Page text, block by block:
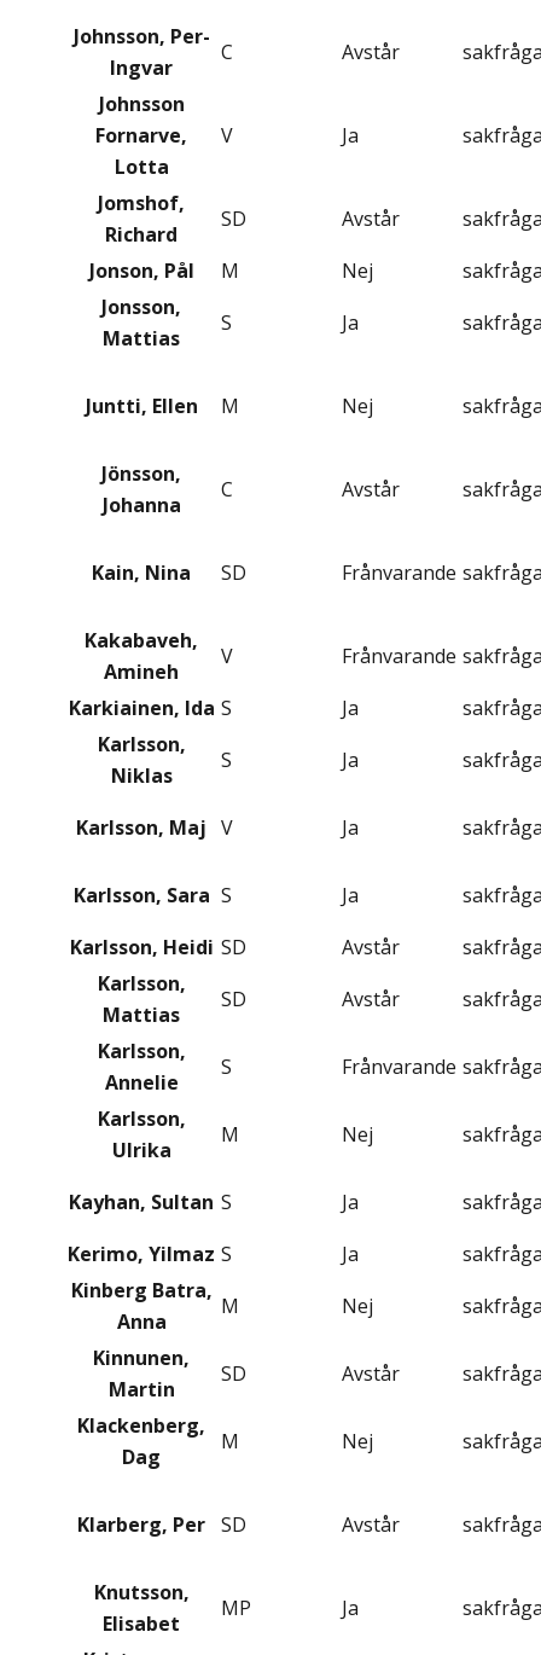
Johnsson, Per-
Ingvar
C Avstår
Johnsson
Fornarve,
Lotta
V Ja
Jomshof,
Richard
SD Avstår
Jonson, Pål
M Nej
Jonsson,
Mattias
S Ja
Juntti, Ellen M Nej
Jönsson,
Johanna
C Avstår
Kain, Nina SD Frånvarande
Kakabaveh,
Amineh
V Frånvarande
Karkiainen, Ida S Ja
Karlsson,
Niklas
S Ja
Karlsson, Maj V Ja
Karlsson, Sara S Ja
Karlsson, Heidi SD Avstår
Karlsson,
Mattias
SD Avstår
Karlsson,
Annelie
S Frånvarande
Karlsson,
Ulrika
M Nej
Kayhan, Sultan S Ja
Kerimo, Yilmaz S Ja
Kinberg Batra,
Anna
M Nej
Kinnunen,
Martin
SD Avstår
Klackenberg,
Dag
M Nej
Klarberg, Per SD Avstår
Knutsson,
Elisabet
MP Ja